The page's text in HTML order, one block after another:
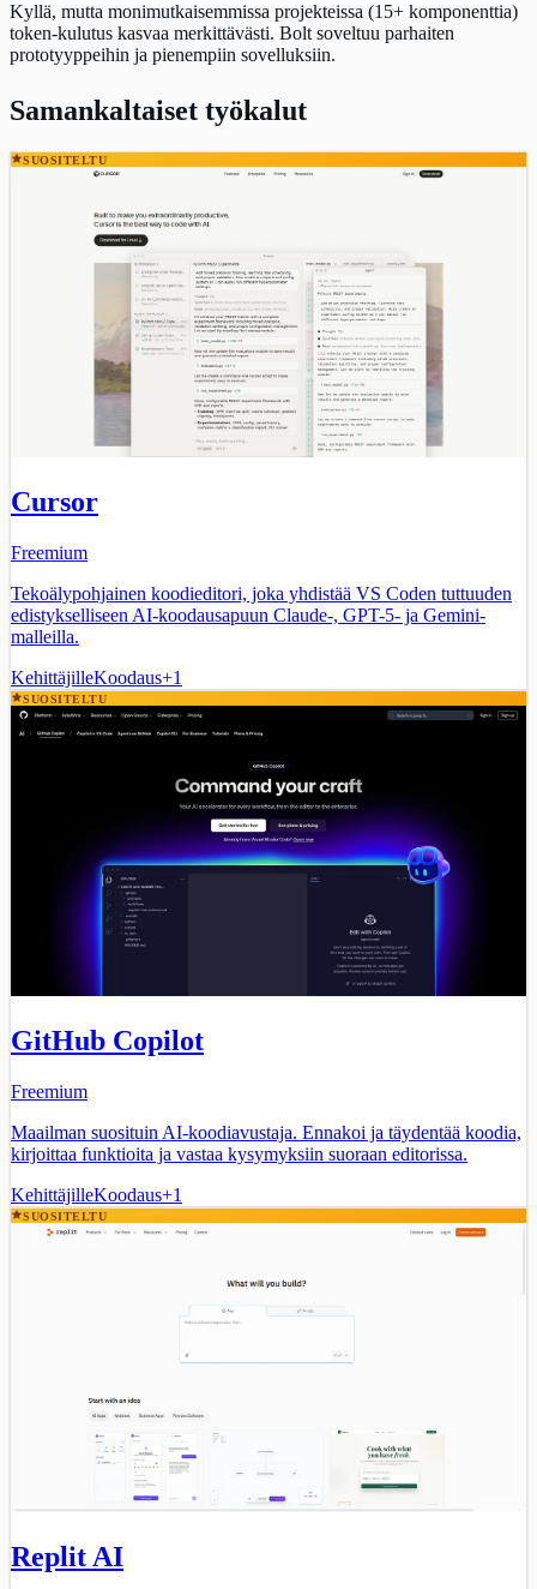
Kyllä, mutta monimutkaisemmissa projekteissa (15+ komponenttia)
token-kulutus kasvaa merkittävästi. Bolt soveltuu parhaiten
prototyyppeihin ja pienempiin sovelluksiin.
Samankaltaiset työkalut
SUOSITELTU
Cursor
Freemium
Tekoälypohjainen koodieditori, joka yhdistää VS Coden tuttuuden
edistykselliseen AI-koodausapuun Claude-, GPT-5- ja Gemini-
malleilla.
KehittäjilleKoodaus+1
SUOSITELTU
GitHub Copilot
Freemium
Maailman suosituin AI-koodiavustaja. Ennakoi ja täydentää koodia,
kirjoittaa funktioita ja vastaa kysymyksiin suoraan editorissa.
KehittäjilleKoodaus+1
SUOSITELTU
Replit AI